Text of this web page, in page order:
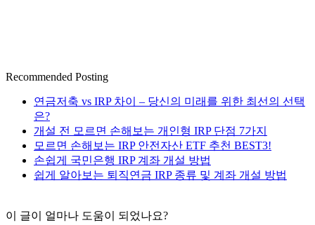
Recommended Posting
연금저축 vs IRP 차이 – 당신의 미래를 위한 최선의 선택
은?
개설 전 모르면 손해보는 개인형 IRP 단점 7가지
모르면 손해보는 IRP 안전자산 ETF 추천 BEST3!
손쉽게 국민은행 IRP 계좌 개설 방법
쉽게 알아보는 퇴직연금 IRP 종류 및 계좌 개설 방법
이 글이 얼마나 도움이 되었나요?